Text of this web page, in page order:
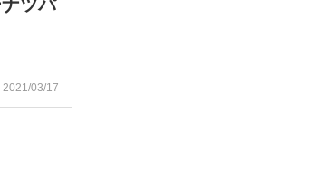
ツパ
2021/03/17